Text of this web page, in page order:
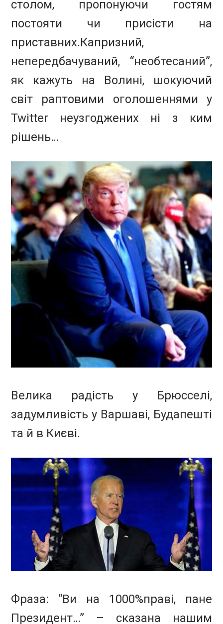
столом, пропонуючи гостям
постояти чи присісти на
приставних.Капризний,
непередбачуваний, “необтесаний”,
як кажуть на Волині, шокуючий
світ раптовими оголошеннями у
Twitter неузгоджених ні з ким
рішень…
Велика радість у Брюсселі,
задумливість у Варшаві, Будапешті
та й в Києві.
Фраза: “Ви на 1000%праві, пане
Президент…” – сказана нашим